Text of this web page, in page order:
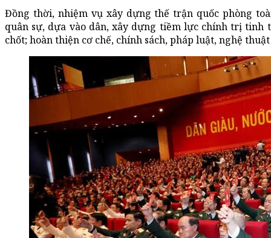
Đồng thời, nhiệm vụ xây dựng thế trận quốc phòng
quân sự, dựa vào dân, xây dựng tiềm lực chính trị tinh
chốt; hoàn thiện cơ chế, chính sách, pháp luật, nghệ